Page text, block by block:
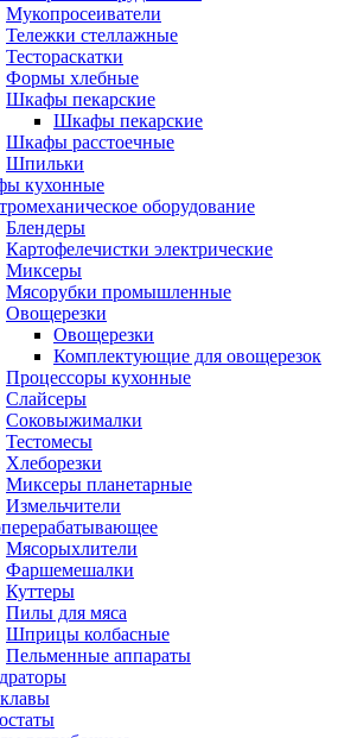
Мукопросеиватели
Тележки стеллажные
Тестораскатки
Формы хлебные
Шкафы пекарские
Шкафы пекарские
Шкафы расстоечные
Шпильки
кухонные
оборудование
Блендеры
Картофелечистки электрические
Миксеры
Мясорубки промышленные
Овощерезки
Овощерезки
Комплектующие для овощерезок
Процессоры кухонные
Слайсеры
Соковыжималки
Тестомесы
Хлеборезки
Миксеры планетарные
Измельчители
Мясорыхлители
Фаршемешалки
Куттеры
Пилы для мяса
Шприцы колбасные
Пельменные аппараты